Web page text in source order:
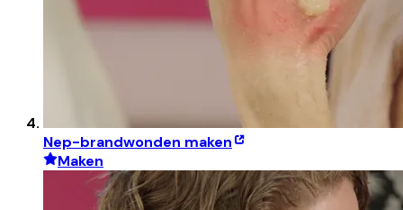
Nep-brandwonden maken
Maken